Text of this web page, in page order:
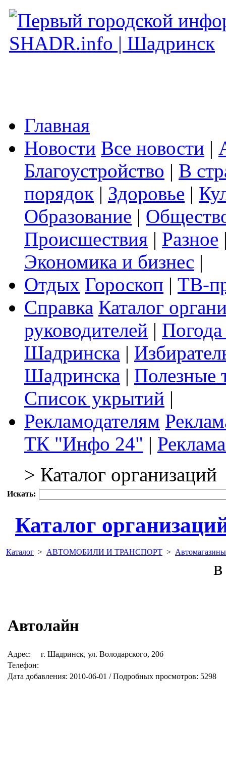
Главная
Новости Все новости |
Благоустройство | В
порядок | Здоровье |
Образование |
Происшествия | Разное
Экономика и бизнес |
Отдых Гороскоп | ТВ-
Справка Каталог
руководителей |
Шадринска |
Шадринска | Полезные
Список укрытий |
Рекламодателям
ТК "Инфо 24" |
> Каталог организаций
Искать:
Каталог
Каталог > АВТОМОБИЛИ И ТРАНСПОРТ > Автомагазины
Автолайн
Адрес:
г. Шадринск, ул. Володарского, 20б
Телефон:
Дата добавления: 2010-06-01 / Подробных просмотров: 5298